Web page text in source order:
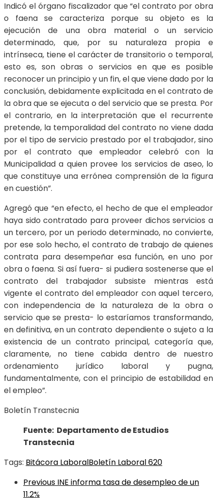
Indicó el órgano fiscalizador que “el contrato por obra
o faena se caracteriza porque su objeto es la
ejecución de una obra material o un servicio
determinado, que, por su naturaleza propia e
intrínseca, tiene el carácter de transitorio o temporal,
esto es, son obras o servicios en que es posible
reconocer un principio y un fin, el que viene dado por la
conclusión, debidamente explicitada en el contrato de
la obra que se ejecuta o del servicio que se presta. Por
el contrario, en la interpretación que el recurrente
pretende, la temporalidad del contrato no viene dada
por el tipo de servicio prestado por el trabajador, sino
por el contrato que empleador celebró con la
Municipalidad a quien provee los servicios de aseo, lo
que constituye una errónea comprensión de la figura
en cuestión”.
Agregó que “en efecto, el hecho de que el empleador
haya sido contratado para proveer dichos servicios a
un tercero, por un periodo determinado, no convierte,
por ese solo hecho, el contrato de trabajo de quienes
contrata para desempeñar esa función, en uno por
obra o faena. Si así fuera- si pudiera sostenerse que el
contrato del trabajador subsiste mientras está
vigente el contrato del empleador con aquel tercero,
con independencia de la naturaleza de la obra o
servicio que se presta- lo estaríamos transformando,
en definitiva, en un contrato dependiente o sujeto a la
existencia de un contrato principal, categoría que,
claramente, no tiene cabida dentro de nuestro
ordenamiento jurídico laboral y pugna,
fundamentalmente, con el principio de estabilidad en
el empleo”.
Boletín Transtecnia
Fuente: Departamento de Estudios
Transtecnia
Tags: Bitácora LaboralBoletín Laboral 620
Previous INE informa tasa de desempleo de un
11.2%